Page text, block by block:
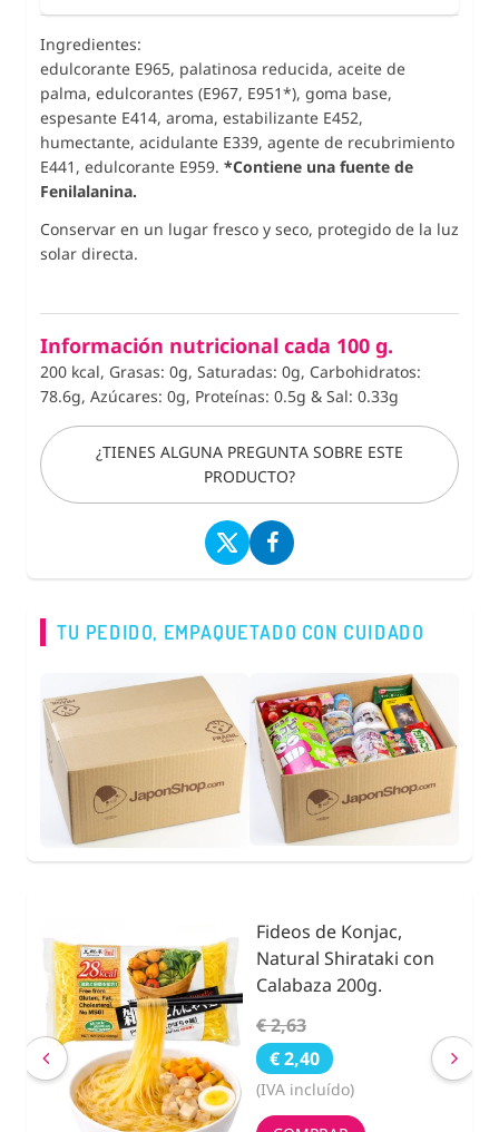
Ingredientes:
edulcorante E965, palatinosa reducida, aceite de
palma, edulcorantes (E967, E951*), goma base,
espesante E414, aroma, estabilizante E452,
humectante, acidulante E339, agente de recubrimiento
E441, edulcorante E959. *Contiene una fuente de
Fenilalanina.
Conservar en un lugar fresco y seco, protegido de la luz
solar directa.
Información nutricional cada 100 g.
200 kcal, Grasas: 0g, Saturadas: 0g, Carbohidratos:
78.6g, Azúcares: 0g, Proteínas: 0.5g & Sal: 0.33g
¿TIENES ALGUNA PREGUNTA SOBRE ESTE
PRODUCTO?
TU PEDIDO, EMPAQUETADO CON CUIDADO
Fideos de Konjac,
Natural Shirataki con
Calabaza 200g.
€ 2,63
€ 2,40
(IVA incluído)